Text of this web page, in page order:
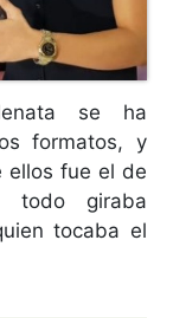
se ha
formatos, y
ellos fue el de
todo giraba
tocaba el